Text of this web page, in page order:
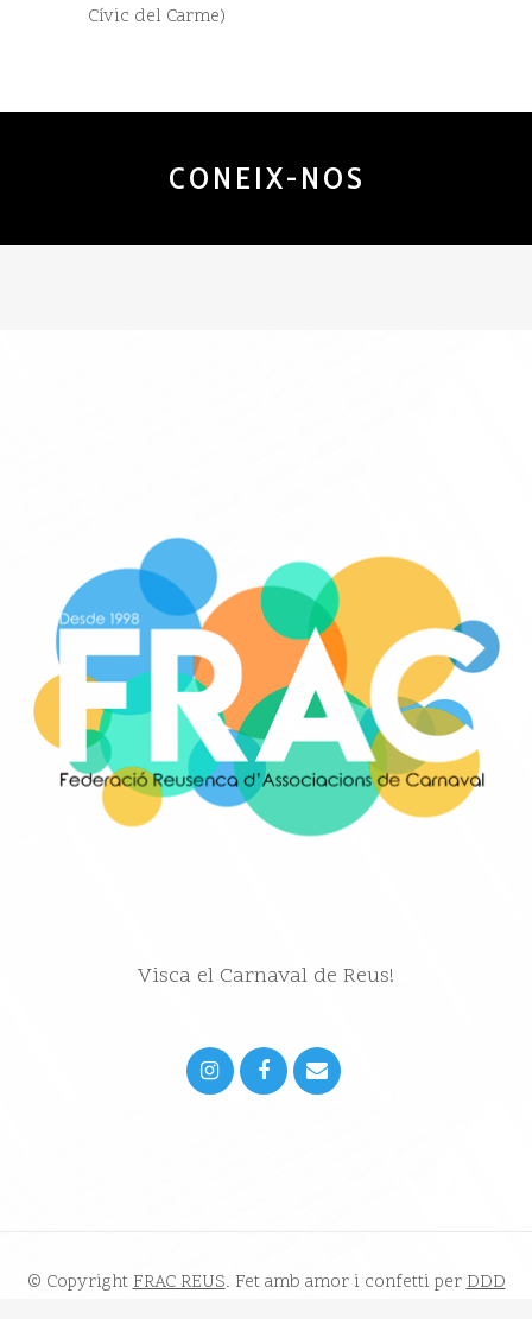
Cívic del Carme)
CONEIX-NOS
Visca el Carnaval de Reus!
© CopyrightFRAC REUS. Fet amb amor i confetti perDDD